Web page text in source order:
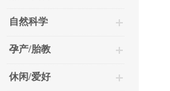
自然科学
孕产/胎教
休闲/爱好